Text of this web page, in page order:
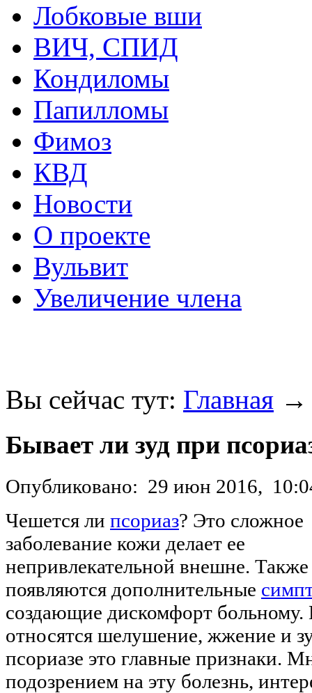
Лобковые вши
ВИЧ, СПИД
Кондиломы
Папилломы
Фимоз
КВД
Новости
О проекте
Вульвит
Увеличение члена
Вы сейчас тут: Главная
Бывает ли зуд при
Опубликовано: 29 июн 2016,
Чешется ли псориаз? Это сложное
заболевание кожи делает ее
непривлекательной внешне. Также
появляются дополнительные
создающие дискомфорт
относятся шелушение, жжение и
псориазе это главные признаки.
подозрением на эту болезнь,